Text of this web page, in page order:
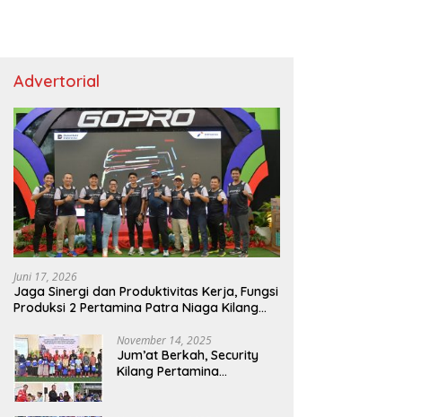
Advertorial
Juni 17, 2026
Jaga Sinergi dan Produktivitas Kerja, Fungsi
Produksi 2 Pertamina Patra Niaga Kilang
November 14, 2025
Jum’at Berkah, Security
Kilang Pertamina